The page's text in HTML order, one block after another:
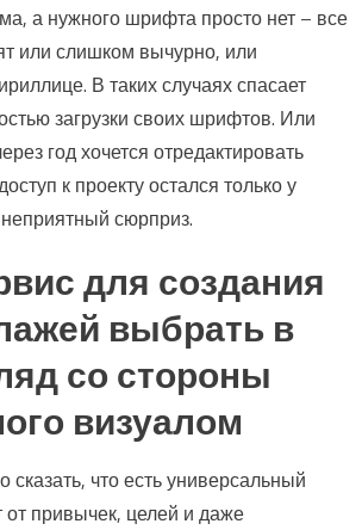
а нужного шрифта просто нет – все
или слишком вычурно, или
В таких случаях спасает
загрузки своих шрифтов. Или
год хочется отредактировать
к проекту остался только у
сюрприз.
для создания
выбрать в
со стороны
визуалом
сказать, что есть универсальный
от привычек, целей и даже